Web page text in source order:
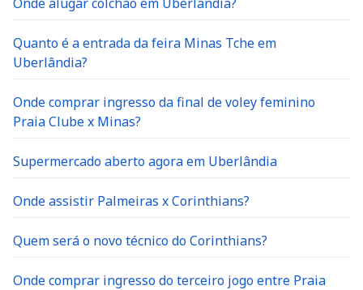
Quanto é a entrada da feira Minas Tche em
Uberlândia?
Onde comprar ingresso da final de voley feminino
Praia Clube x Minas?
Supermercado aberto agora em Uberlândia
Onde assistir Palmeiras x Corinthians?
Quem será o novo técnico do Corinthians?
Onde comprar ingresso do terceiro jogo entre Praia